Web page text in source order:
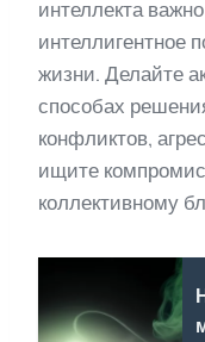
интеллекта
интеллигентное
жизни. Делайте
способах
конфликтов,
ищите
коллективному